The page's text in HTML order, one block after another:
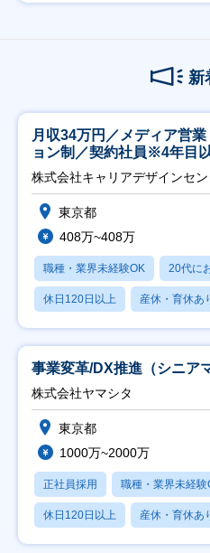
新
月収34万円／メディア営
ョン制／契約社員※4年目
株式会社キャリアデザインセ
東京都
408万~408万
職種・業界未経験OK 20代に
休日120日以上 産休・育休あ
事業変革/DX推進（シニア
株式会社ヤマシタ
東京都
1000万~2000万
正社員採用 職種・業界未経験
休日120日以上 産休・育休あ